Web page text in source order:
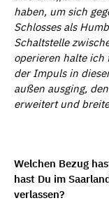
haben, um sich
Schlosses als
Schaltstelle
operieren halte ich
der Impuls in
außen ausging,
erweitert und
Welchen Bezug
hast Du im
verlassen?